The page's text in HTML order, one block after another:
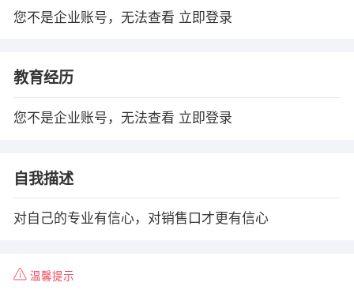
您不是企业账号，无法查看 立即登录
教育经历
您不是企业账号，无法查看 立即登录
自我描述
对自己的专业有信心，对销售口才更有信心
温馨提示